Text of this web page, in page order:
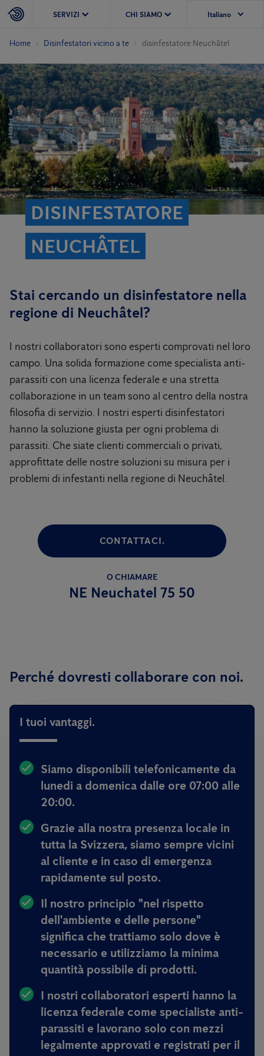
SERVIZI CHI SIAMO
Home Disinfestatori vicino a te disinfestatore Neuchâtel
DISINFESTATORE
NEUCHÂTEL
Stai cercando un disinfestatore nella
regione di Neuchâtel?
I nostri collaboratori sono esperti comprovati nel loro
campo. Una solida formazione come specialista anti-
parassiti con una licenza federale e una stretta
collaborazione in un team sono al centro della nostra
filosofia di servizio. I nostri esperti disinfestatori
hanno la soluzione giusta per ogni problema di
parassiti. Che siate clienti commerciali o privati,
approfittate delle nostre soluzioni su misura per i
problemi di infestanti nella regione di Neuchâtel.
CONTATTACI.
O CHIAMARE
NE Neuchatel 75 50
Perché dovresti collaborare con noi.
I tuoi vantaggi.
Siamo disponibili telefonicamente da
lunedi a domenica dalle ore 07:00 alle
20:00.
Grazie alla nostra presenza locale in
tutta la Svizzera, siamo sempre vicini
al cliente e in caso di emergenza
rapidamente sul posto.
Il nostro principio "nel rispetto
dell'ambiente e delle persone"
significa che trattiamo solo dove è
necessario e utilizziamo la minima
quantità possibile di prodotti.
I nostri collaboratori esperti hanno la
licenza federale come specialiste anti-
parassiti e lavorano solo con mezzi
legalmente approvati e registrati per il